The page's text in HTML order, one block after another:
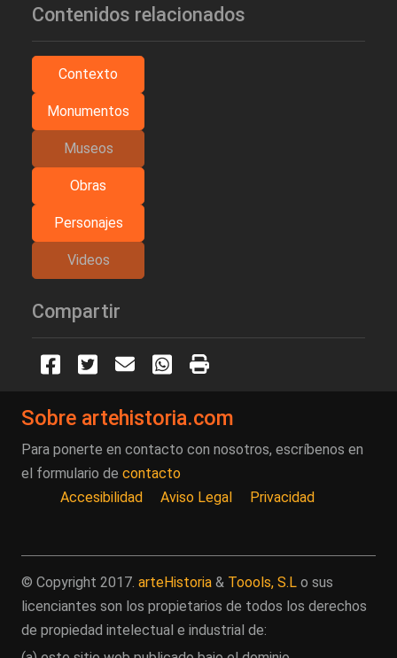
Contenidos relacionados
Contexto
Monumentos
Museos
Obras
Personajes
Videos
Compartir
Sobre artehistoria.com
Para ponerte en contacto con nosotros, escríbenos en
el formulario de contacto
Accesibilidad
Aviso Legal Privacidad
© Copyright 2017. arteHistoria & Toools, S.L o sus
licenciantes son los propietarios de todos los derechos
de propiedad intelectual e industrial de: